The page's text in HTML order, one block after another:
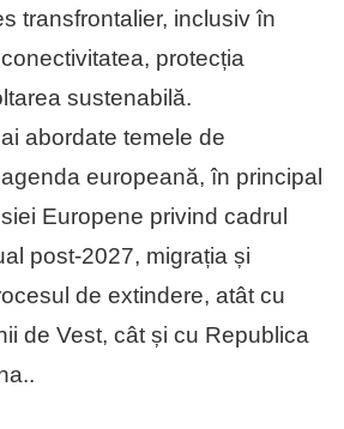
transfrontalier, inclusiv în
protecția
sustenabilă.
abordate temele de
europeană, în principal
Europene privind cadrul
post-2027, migrația și
de extindere, atât cu
de Vest, cât și cu Republica